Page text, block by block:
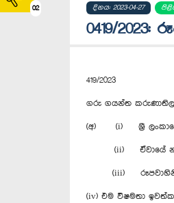
02 දිනය: 2023-04-27
0419/
419/2023
ගරු ගයන්ත
(අ) (i) ශ්‍රී ලංකාවේ
(ii) ඒවායේ නම්
(iii) රූපවාහිනී
(iv) එම විෂමතා